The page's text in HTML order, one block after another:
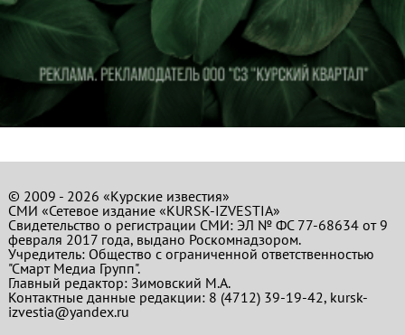
© 2009 - 2026 «Курские известия»
СМИ «Сетевое издание «KURSK-IZVESTIA»
Свидетельство о регистрации СМИ: ЭЛ № ФС 77-68634 от 9
февраля 2017 года, выдано Роскомнадзором.
Учредитель: Общество с ограниченной ответственностью
"Смарт Медиа Групп".
Главный редактор:Зимовский М.А.
Контактные данные редакции: 8 (4712) 39-19-42, kursk-
izvestia@yandex.ru